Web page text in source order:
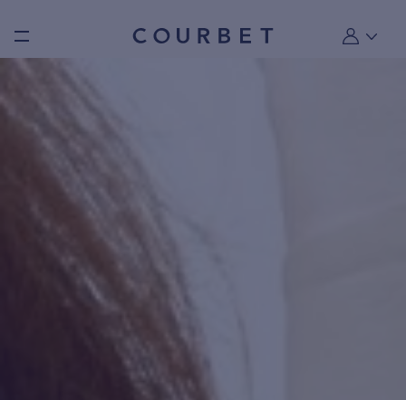
Burger toggle menu Mon